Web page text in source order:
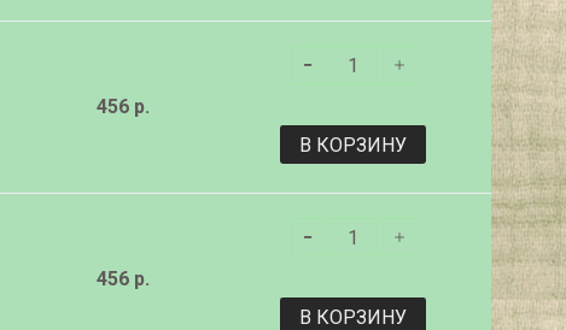
456 р.
В КОРЗИНУ
456 р.
В КОРЗИНУ